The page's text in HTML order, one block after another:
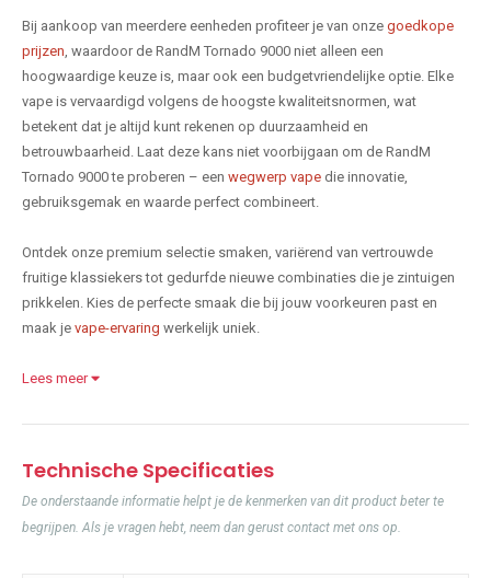
Bij aankoop van meerdere eenheden profiteer je van onze goedkope
prijzen , waardoor de RandM Tornado 9000 niet alleen een
hoogwaardige keuze is, maar ook een budgetvriendelijke optie. Elke
vape is vervaardigd volgens de hoogste kwaliteitsnormen, wat
betekent dat je altijd kunt rekenen op duurzaamheid en
betrouwbaarheid. Laat deze kans niet voorbijgaan om de RandM
Tornado 9000 te proberen – een wegwerp vape die innovatie,
gebruiksgemak en waarde perfect combineert.
Ontdek onze premium selectie smaken, variërend van vertrouwde
fruitige klassiekers tot gedurfde nieuwe combinaties die je zintuigen
prikkelen. Kies de perfecte smaak die bij jouw voorkeuren past en
maak je vape-ervaring werkelijk uniek.
Lees meer
Technische Specificaties
De onderstaande informatie helpt je de kenmerken van dit product beter te
begrijpen. Als je vragen hebt, neem dan gerust contact met ons op.